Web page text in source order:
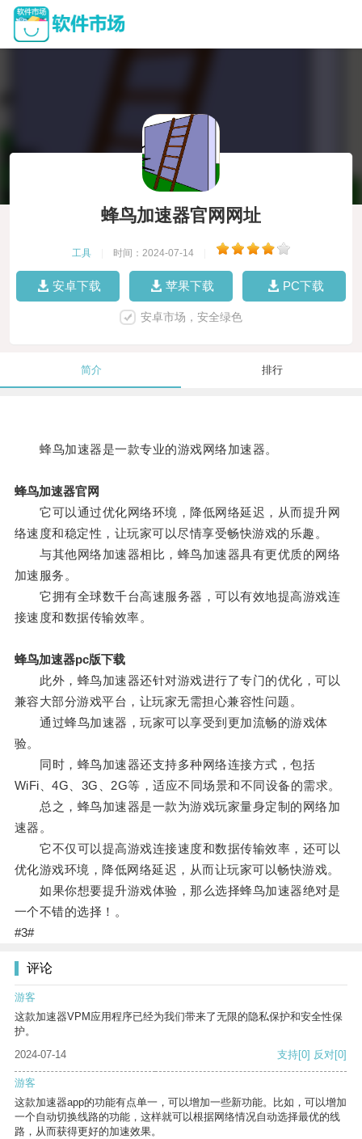
蜂鸟加速器官网网址
工具 时间：2024-07-14
安卓下载 苹果下载 PC下载
安卓市场，安全绿色
简介 排行
蜂鸟加速器是一款专业的游戏网络加速器。
蜂鸟加速器官网
它可以通过优化网络环境，降低网络延迟，从而提升网
络速度和稳定性，让玩家可以尽情享受畅快游戏的乐趣。
与其他网络加速器相比，蜂鸟加速器具有更优质的网络
加速服务。
它拥有全球数千台高速服务器，可以有效地提高游戏连
接速度和数据传输效率。
蜂鸟加速器pc版下载
此外，蜂鸟加速器还针对游戏进行了专门的优化，可以
兼容大部分游戏平台，让玩家无需担心兼容性问题。
通过蜂鸟加速器，玩家可以享受到更加流畅的游戏体
验。
同时，蜂鸟加速器还支持多种网络连接方式，包括
WiFi、4G、3G、2G等，适应不同场景和不同设备的需求。
总之，蜂鸟加速器是一款为游戏玩家量身定制的网络加
速器。
它不仅可以提高游戏连接速度和数据传输效率，还可以
优化游戏环境，降低网络延迟，从而让玩家可以畅快游戏。
如果你想要提升游戏体验，那么选择蜂鸟加速器绝对是
一个不错的选择！。
#3#
评论
游客
这款加速器VPM应用程序已经为我们带来了无限的隐私保护和安全性保
护。
2024-07-14
支持[0] 反对[0]
游客
这款加速器app的功能有点单一，可以增加一些新功能。比如，可以增加
一个自动切换线路的功能，这样就可以根据网络情况自动选择最优的线
路，从而获得更好的加速效果。